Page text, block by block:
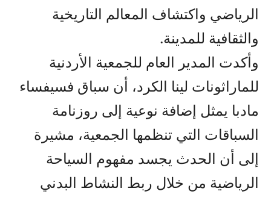
الرياضي واكتشاف المعالم التاريخية
والثقافية للمدينة.
وأكدت المدير العام للجمعية الأردنية
للماراثونات لينا الكرد، أن سباق فسيفساء
مادبا يمثل إضافة نوعية إلى روزنامة
السباقات التي تنظمها الجمعية، مشيرة
إلى أن الحدث يجسد مفهوم السياحة
الرياضية من خلال ربط النشاط البدني